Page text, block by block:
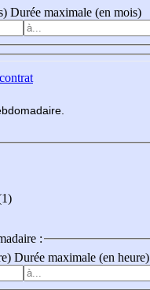
Durée maximale (en mois)
madaire
:
Durée maximale (en heure)